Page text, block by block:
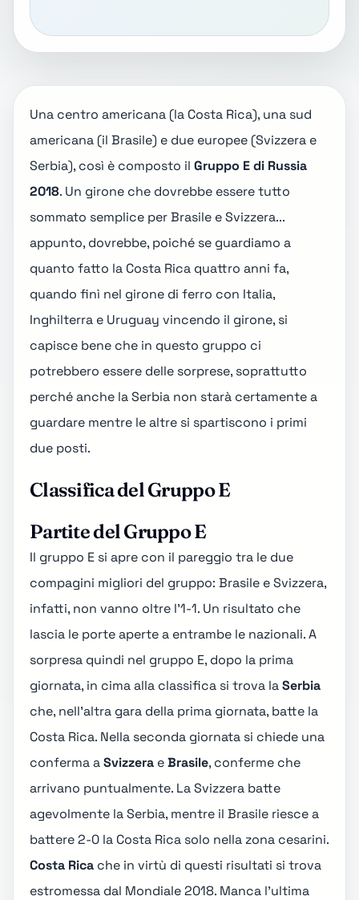
Una centro americana (la Costa Rica), una sud
americana (il Brasile) e due europee (Svizzera e
Serbia), così è composto il Gruppo E di Russia
2018. Un girone che dovrebbe essere tutto
sommato semplice per Brasile e Svizzera...
appunto, dovrebbe, poiché se guardiamo a
quanto fatto la Costa Rica quattro anni fa,
quando finì nel girone di ferro con Italia,
Inghilterra e Uruguay vincendo il girone, si
capisce bene che in questo gruppo ci
potrebbero essere delle sorprese, soprattutto
perché anche la Serbia non starà certamente a
guardare mentre le altre si spartiscono i primi
due posti.
Classifica del Gruppo E
Partite del Gruppo E
Il gruppo E si apre con il pareggio tra le due
compagini migliori del gruppo: Brasile e Svizzera,
infatti, non vanno oltre l'1-1. Un risultato che
lascia le porte aperte a entrambe le nazionali. A
sorpresa quindi nel gruppo E, dopo la prima
giornata, in cima alla classifica si trova laSerbia
che, nell'altra gara della prima giornata, batte la
Costa Rica. Nella seconda giornata si chiede una
conferma aSvizzera eBrasile, conferme che
arrivano puntualmente. La Svizzera batte
agevolmente la Serbia, mentre il Brasile riesce a
battere 2-0 la Costa Rica solo nella zona cesarini.
Costa Rica che in virtù di questi risultati si trova
estromessa dal Mondiale 2018. Manca l'ultima